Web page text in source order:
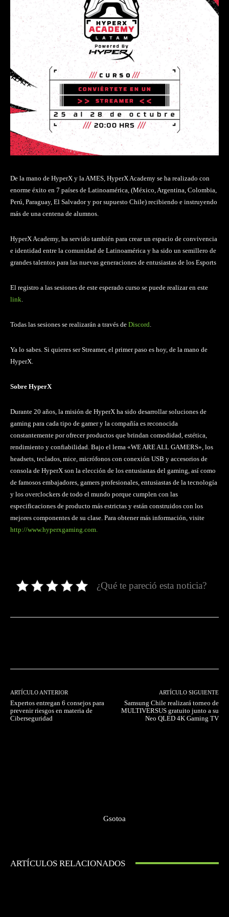
De la mano de HyperX y la AMES, HyperX Academy se ha realizado con
enorme éxito en 7 países de Latinoamérica, (México, Argentina, Colombia,
Perú, Paraguay, El Salvador y por supuesto Chile) recibiendo e instruyendo
más de una centena de alumnos.
HyperX Academy, ha servido también para crear un espacio de convivencia
e identidad entre la comunidad de Latinoamérica y ha sido un semillero de
grandes talentos para las nuevas generaciones de entusiastas de los Esports
El registro a las sesiones de este esperado curso se puede realizar en este
link
Todas las sesiones se realizarán a través de Discord
Ya lo sabes. Si quieres ser Streamer, el primer paso es hoy, de la mano de
HyperX.
Sobre HyperX
Durante 20 años, la misión de HyperX ha sido desarrollar soluciones de
gaming para cada tipo de gamer y la compañía es reconocida
constantemente por ofrecer productos que brindan comodidad, estética,
rendimiento y confiabilidad. Bajo el lema «WE ARE ALL GAMERS», los
headsets, teclados, mice, micrófonos con conexión USB y accesorios de
consola de HyperX son la elección de los entusiastas del gaming, así como
de famosos embajadores, gamers profesionales, entusiastas de la tecnología
y los overclockers de todo el mundo porque cumplen con las
especificaciones de producto más estrictas y están construidos con los
mejores componentes de su clase. Para obtener más información, visite
http://www.hyperxgaming.com.
¿Qué te pareció esta noticia?
ARTÍCULO ANTERIOR
Expertos entregan 6 consejos para
prevenir riesgos en materia de
Ciberseguridad
ARTÍCULO SIGUIENTE
Samsung Chile realizará torneo de
MULTIVERSUS gratuito junto a su
Neo QLED 4K Gaming TV
Gsotoa
ARTÍCULOS RELACIONADOS